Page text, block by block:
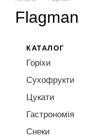
Flagman
КАТАЛОГ
Горіхи
Сухофрукти
Цукати
Гастрономія
Снеки